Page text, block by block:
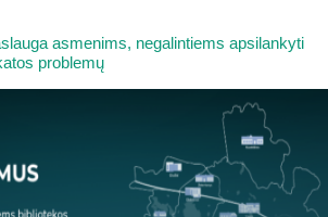
asmenims, negalintiems apsilankyti
problemų